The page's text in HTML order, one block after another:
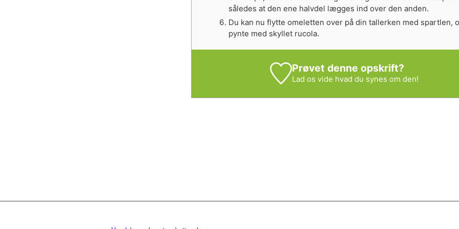
således at den ene halvdel lægges ind over den anden.
Du kan nu flytte omeletten over på din tallerken med spartlen,
pynte med skyllet rucola.
Prøvet denne opskrift?
Lad os vide hvad du synes om den!